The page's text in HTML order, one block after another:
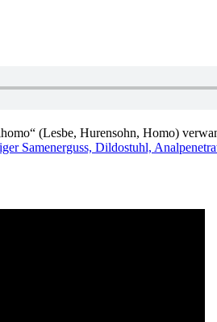
(Lesbe, Hurensohn, Homo)
Samenerguss, Dildostuhl,